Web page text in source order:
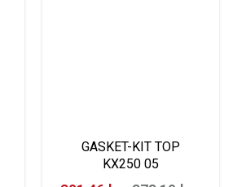
GASKET-KIT TOP
KX250 05